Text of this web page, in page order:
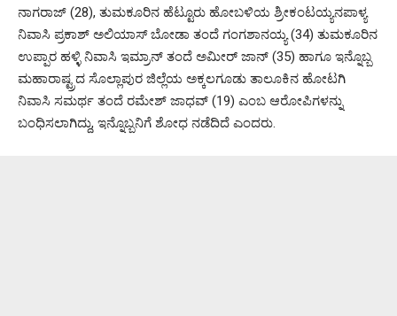
ನಾಗರಾಜ್ (28), ತುಮಕೂರಿನ ಹೆಟ್ಟೂರು ಹೋಬಳಿಯ ಶ್ರೀಕಂಟಯ್ಯನಪಾಳ್ಯ
ನಿವಾಸಿ ಪ್ರಕಾಶ್ ಅಲಿಯಾಸ್ ಬೋಡಾ ತಂದೆ ಗಂಗಶಾನಯ್ಯ (34) ತುಮಕೂರಿನ
ಉಪ್ಪಾರ ಹಳ್ಳಿ ನಿವಾಸಿ ಇಮ್ರಾನ್ ತಂದೆ ಅಮೀರ್‌ ಜಾನ್ (35) ಹಾಗೂ ಇನ್ನೊಬ್ಬ
ಮಹಾರಾಷ್ಟ್ರದ ಸೊಲ್ಲಾಪುರ ಜಿಲ್ಲೆಯ ಅಕ್ಕಲಗೂಡು ತಾಲೂಕಿನ ಹೋಟಗಿ
ನಿವಾಸಿ ಸಮರ್ಥ ತಂದೆ ರಮೇಶ್ ಜಾಧವ್ (19) ಎಂಬ ಆರೋಪಿಗಳನ್ನು
ಬಂಧಿಸಲಾಗಿದ್ದು, ಇನ್ನೊಬ್ಬನಿಗೆ ಶೋಧ ನಡೆದಿದೆ ಎಂದರು.